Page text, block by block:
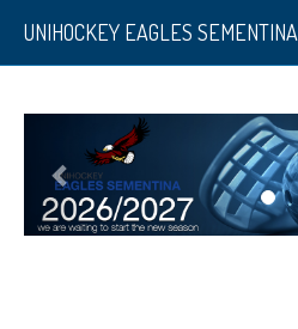
UNIHOCKEY EAGLES SEMENTINA